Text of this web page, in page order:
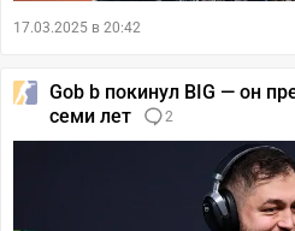
17.03.2025 в 20:42
Gob b покинул BIG — он
семи лет
2